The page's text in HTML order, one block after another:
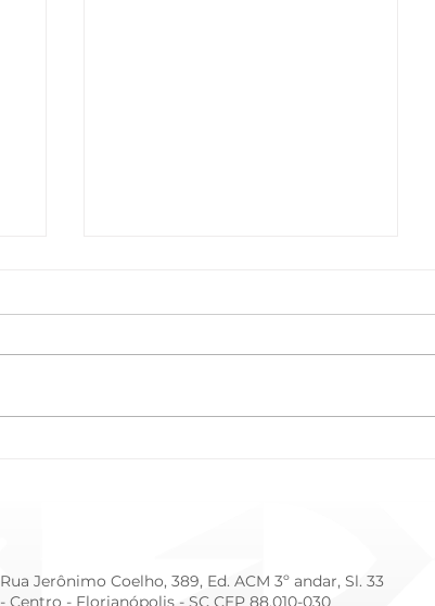
Rua Jerônimo Coelho, 389, Ed. ACM 3º andar, Sl. 33